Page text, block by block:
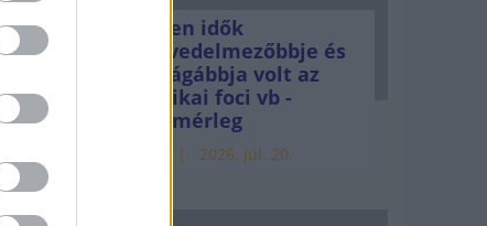
Minden idők
legjövedelmezőbbje és
legdrágábbja volt az
amerikai foci vb -
gyorsmérleg
2026. júl. 20.